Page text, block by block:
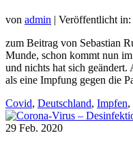
von admin | Veröffentlicht in:
zum Beitrag von Sebastian
Munde, schon kommt nun
und nichts hat sich
als eine Impfung gegen die
Covid, Deutschland, Impfen,
29 Feb. 2020